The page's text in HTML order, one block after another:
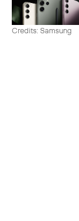
Credits: Samsung